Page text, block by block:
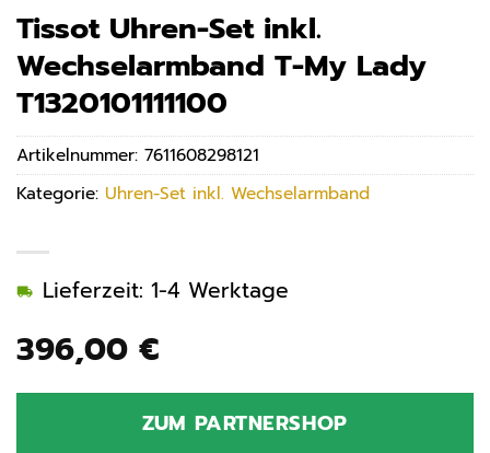
Tissot Uhren-Set inkl.
Wechselarmband T-My Lady
T1320101111100
396,00 €
Lieferzeit: 1-4 Werktage
ZUM PARTNERSHOP
Artikelnummer: 7611608298121
Kategorie: Uhren-Set inkl. Wechselarmband